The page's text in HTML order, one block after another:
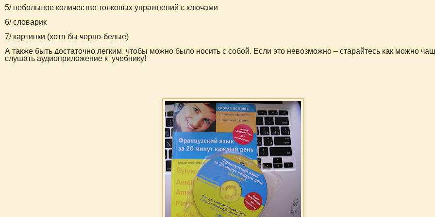
5/ небольшое количество толковых упражнений с ключами
6/ словарик
7/ картинки (хотя бы черно-белые)
А также быть достаточно легким, чтобы можно было носить с собой. Если это невозможно – старайтесь как можно
слушать аудиоприложение к учебнику!